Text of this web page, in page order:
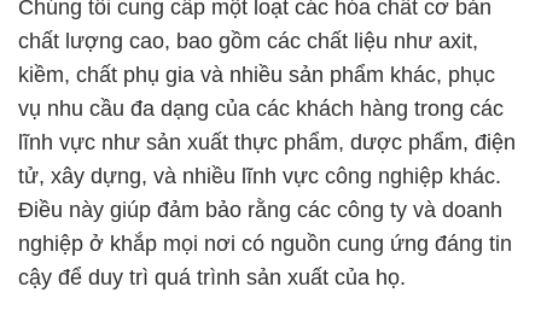
Khách hàng của chúng tôi có thể yên tâm về nguồn
gốc xuất xứ của sản phẩm. Chúng tôi tuân thủ
nghiêm ngặt các quy định và quy tắc trong việc
nhập khẩu và phân phối hóa chất. Điều này giúp tạo
ra sự minh bạch và đáng tin cậy, giúp khách hàng
tự tin khi sử dụng sản phẩm của chúng tôi.
Công ty Hóa chất Đắc Trường Phát cam kết luôn nỗ
lực để đáp ứng và vượt qua mọi mong đợi của
khách hàng. Chúng tôi xem đó là một phần quan